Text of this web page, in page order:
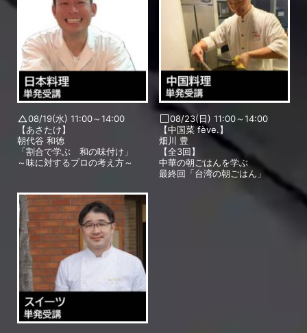
08/19(水) 11:00～14:00
【あさたけ】
朝代谷 和徳
「割合で学ぶ 和の味付け」
～味に対するプロの考え方～
08/23(日) 11:00～14:00
【中国菜 fève.】
畑川 豊
【全3回】
中華の朝ごはんを学ぶ
最終回「台湾の朝ごはん」